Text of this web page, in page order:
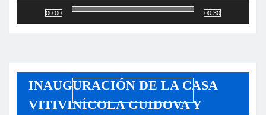
00:00 00:30
INAUGURACIÓN DE LA CASA
VITIVINÍCOLA GUIDOVA Y